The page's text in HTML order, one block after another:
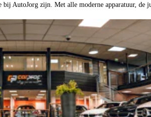
AutoJorg zijn. Met alle moderne apparatuur, de